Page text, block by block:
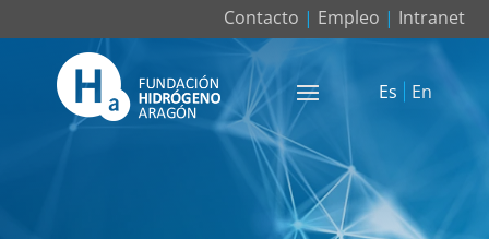
Contacto | Empleo | Intranet
Es En